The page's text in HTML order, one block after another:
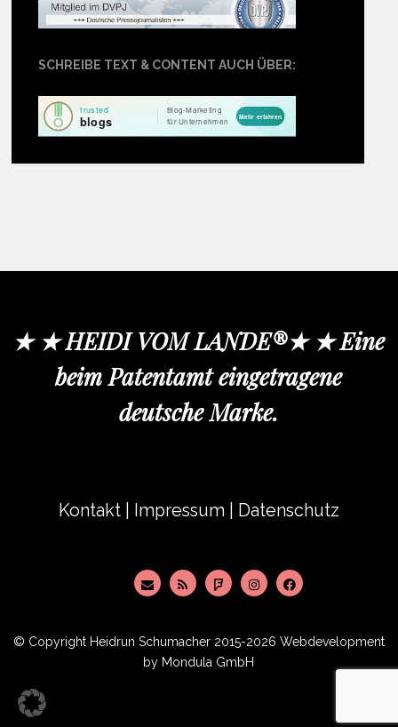
SCHREIBE TEXT & CONTENT AUCH ÜBER:
★ ★ HEIDI VOM LANDE®★ ★ Eine
beim Patentamt eingetragene
deutsche Marke.
Kontakt Impressum Datenschutz
© Copyright Heidrun Schumacher 2015-2026 Webdevelopment
by Mondula GmbH